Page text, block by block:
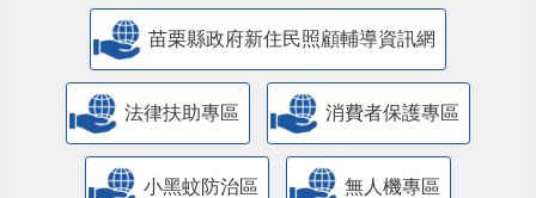
苗栗縣政府新住民照顧輔導資訊網
法律扶助專區 消費者保護專區
小黑蚊防治區 無人機專區